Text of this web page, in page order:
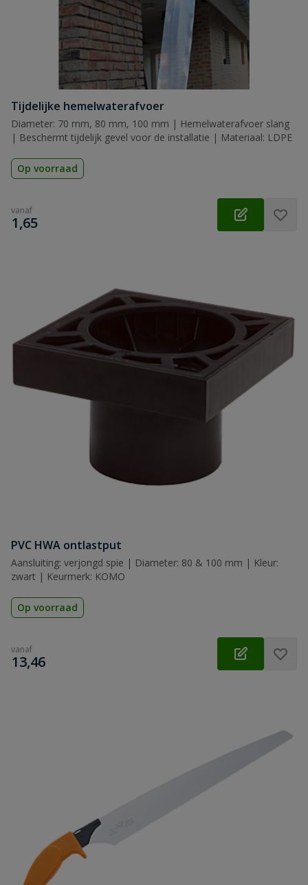
Tijdelijke hemelwaterafvoer
Diameter: 70 mm, 80 mm, 100 mm | Hemelwaterafvoer slang
| Beschermt tijdelijk gevel voor de installatie | Materiaal: LDPE
Op voorraad
vanaf
€
1,65
PVC HWA ontlastput
Aansluiting: verjongd spie | Diameter: 80 & 100 mm | Kleur:
zwart | Keurmerk: KOMO
Op voorraad
vanaf
€
13,46